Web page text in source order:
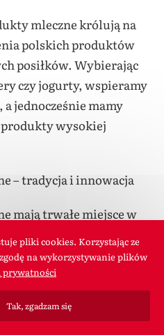
mleczne królują na
polskich produktów
posiłków. Wybierając
czy jogurty, wspieramy
jednocześnie mamy
produkty wysokiej
– tradycja i innowacja
mają trwałe miejsce w
Są symbolem
ale również gotowości
Od tradycyjnych
fusion – polskie
i ser żółty sprawiają,
pliki cookies. Korzystając ze
na wykorzystywanie plików
prywatności
Tak, zgadzam się